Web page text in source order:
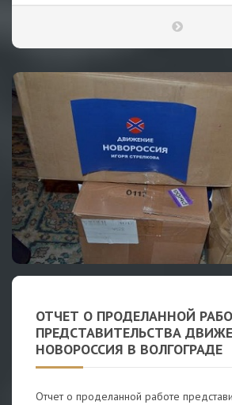
ОТЧЕТ О ПРОДЕЛАННОЙ
ПРЕДСТАВИТЕЛЬСТВА
НОВОРОССИЯ В ВОЛГОГРАДЕ
Отчет о проделанной работе